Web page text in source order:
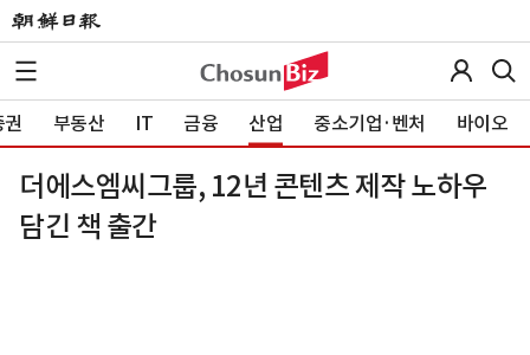
부동산 IT 금융 산업 중소기업·벤처 바이오
더에스엠씨그룹, 12년 콘텐츠 제작 노하우
담긴 책 출간